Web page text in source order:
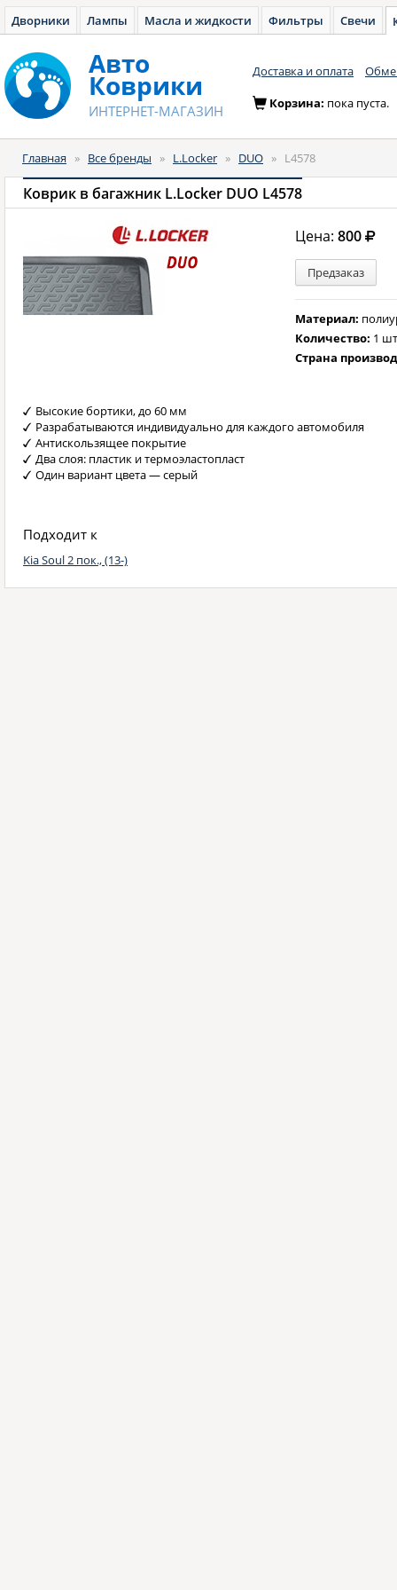
Дворники Лампы Масла и жидкости Фильтры Свечи
Авто
Коврики
ИНТЕРНЕТ-МАГАЗИН
Доставка и оплата
Корзина: пока пуста.
Главная » Все бренды » L.Locker » DUO » L4578
Коврик в багажник L.Locker DUO L4578
Цена:800
Предзаказ
Материал:
Количество: 1
Страна
Высокие бортики, до 60 мм
Разрабатываются индивидуально для каждого автомобиля
Антискользящее покрытие
Два слоя: пластик и термоэластопласт
Один вариант цвета — серый
Подходит к
Kia Soul 2 пок., (13-)